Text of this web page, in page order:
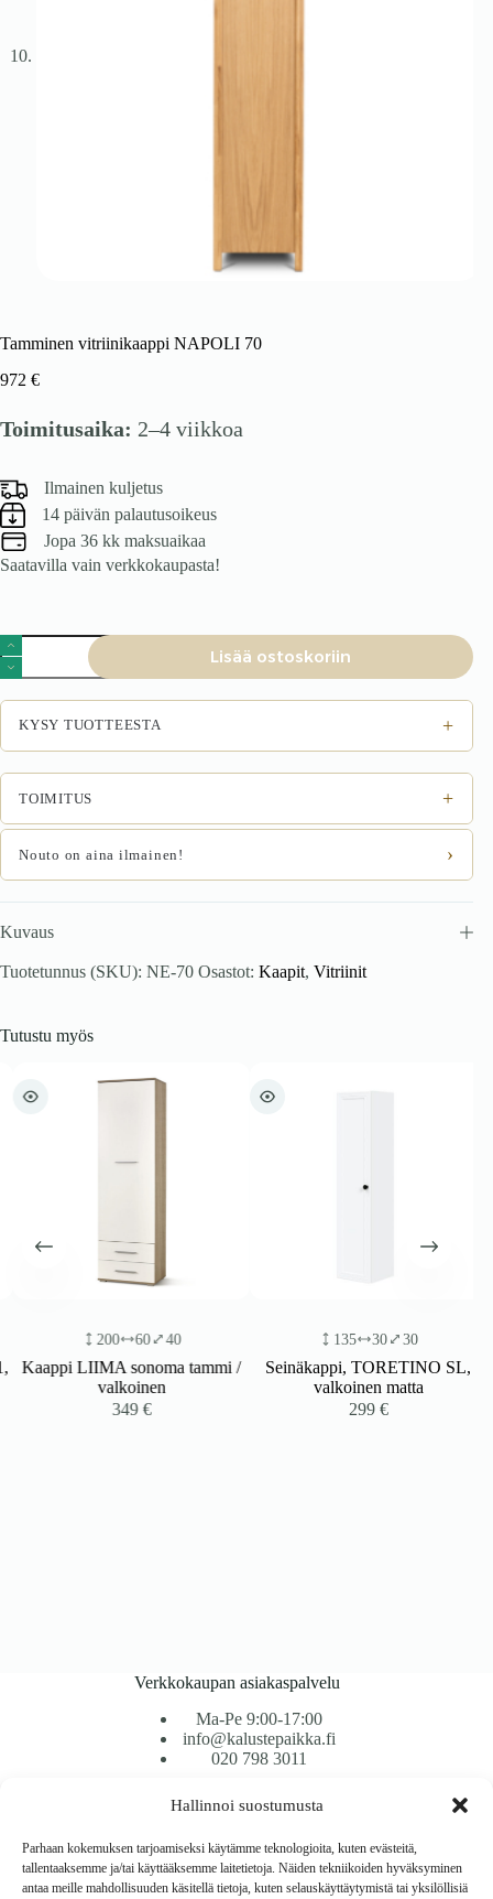
Hallinnoi suostumusta
Parhaan kokemuksen tarjoamiseksi käytämme teknologioita, kuten evästeitä,
tallentaaksemme ja/tai käyttääksemme laitetietoja. Näiden tekniikoiden hyväksyminen
antaa meille mahdollisuuden käsitellä tietoja, kuten selauskäyttäytymistä tai yksilöllisiä
Tamminen vitriinikaappi NAPOLI 70
972 €
Toimitusaika: 2–4 viikkoa
Ilmainen kuljetus
14 päivän palautusoikeus
Jopa 36 kk maksuaikaa
Saatavilla vain verkkokaupasta!
Tamminen
vitriinikaappi
NAPOLI
70
määrä
Lisää ostoskoriin
KYSY TUOTTEESTA +
TOIMITUS +
Nouto on aina ilmainen! ›
Kuvaus
Tuotetunnus (SKU): NE-70 Osastot: Kaapit, Vitriinit
Tutustu myös
200 60 40
Kaappi LIIMA sonoma tammi /
valkoinen
349€
135 30 30
Seinäkappi, TORETINO SL,
valkoinen matta
299€
Verkkokaupan asiakaspalvelu
Ma-Pe 9:00-17:00
info@kalustepaikka.fi
020 798 3011
Tavarantoimitus / Maksutavat
Toimitustavat
Maksutavat
Vaihto ja palautus